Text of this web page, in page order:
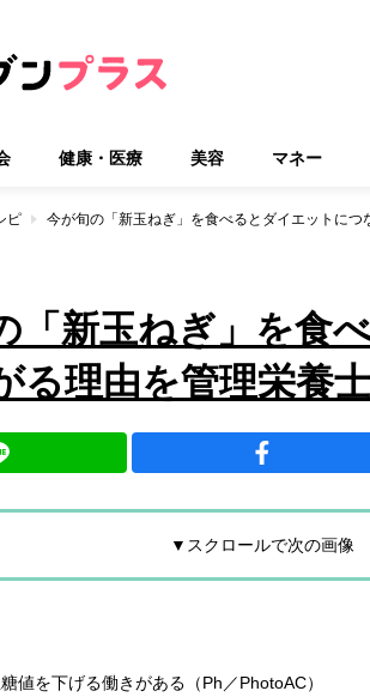
健康・医療 美容 マネー
ピ 今が旬の「新玉ねぎ」を食べるとダイエットにつ
「新玉ねぎ」を食
る理由を管理栄養
▼スクロールで次の画像
値を下げる働きがある（Ph／PhotoAC）